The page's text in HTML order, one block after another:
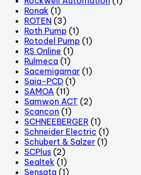
Ronak (1)
ROTEN (3)
Roth Pump (1)
Rotodel Pump (1)
RS Online (1)
Rulmeca (1)
Sacemigamar (1)
Saia-PCD (1)
SAMOA (11)
Samwon ACT (2)
Scancon (1)
SCHNEEBERGER (1)
Schneider Electric (1)
Schubert & Salzer (1)
SCPlus (2)
Sealtek (1)
Sensata (1)